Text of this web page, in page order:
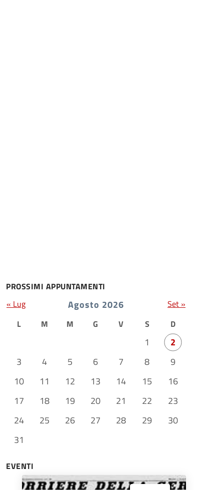
PROSSIMI APPUNTAMENTI
Agosto 2026
L M M G V S D
1
2
3
4 5 6 7 8
9
10
11 12 13 14 15
16
17
18 19 20 21 22
23
24
25 26 27 28 29
30
31
« Lug Set »
EVENTI